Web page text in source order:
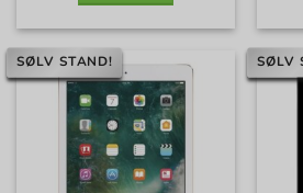
SØLV STAND! SØLV